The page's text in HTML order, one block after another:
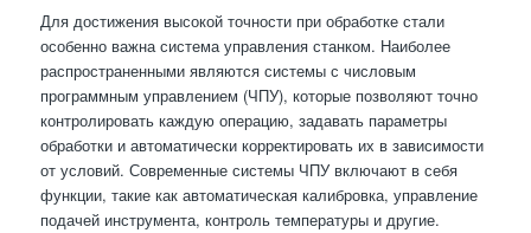
Для достижения высокой точности при обработке стали
особенно важна система управления станком. Наиболее
распространенными являются системы с числовым
программным управлением (ЧПУ), которые позволяют точно
контролировать каждую операцию, задавать параметры
обработки и автоматически корректировать их в зависимости
от условий. Современные системы ЧПУ включают в себя
функции, такие как автоматическая калибровка, управление
подачей инструмента, контроль температуры и другие.